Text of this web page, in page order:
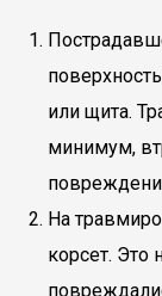
или щита.
минимум,
На
корсет. Это